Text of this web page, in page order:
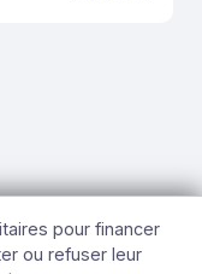
pour financer
ou refuser leur